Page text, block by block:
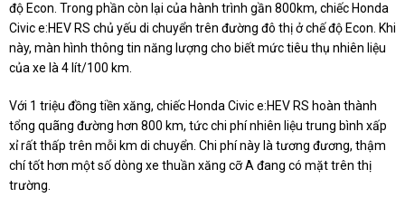
độ Econ. Trong phần còn lại của hành trình gần 800km, chiếc Honda
Civic e:HEV RS chủ yếu di chuyển trên đường đô thị ở chế độ Econ. Khi
này, màn hình thông tin năng lượng cho biết mức tiêu thụ nhiên liệu
của xe là 4 lít/100 km.
Với 1 triệu đồng tiền xăng, chiếc Honda Civic e:HEV RS hoàn thành
tổng quãng đường hơn 800 km, tức chi phí nhiên liệu trung bình xấp
xỉ rất thấp trên mỗi km di chuyển. Chi phí này là tương đương, thậm
chí tốt hơn một số dòng xe thuần xăng cỡ A đang có mặt trên thị
trường.